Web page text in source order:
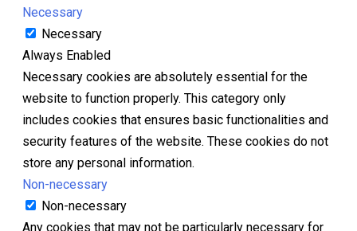
Necessary
Necessary
Always Enabled
Necessary cookies are absolutely essential for the
website to function properly. This category only
includes cookies that ensures basic functionalities and
security features of the website. These cookies do not
store any personal information.
Non-necessary
Non-necessary
Any cookies that may not be particularly necessary for